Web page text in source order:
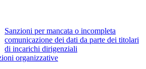
Sanzioni per mancata o incompleta
comunicazione dei dati da parte dei titolari
di incarichi dirigenziali
organizzative